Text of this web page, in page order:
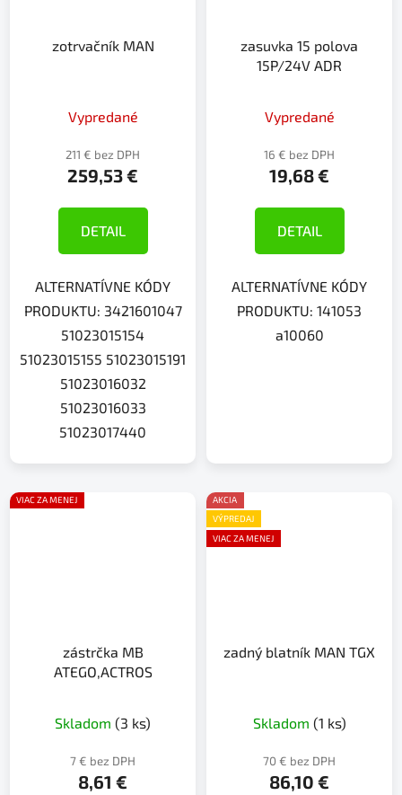
zotrvačník MAN
Vypredané
211 € bez DPH
259,53 €
DETAIL
ALTERNATÍVNE KÓDY
PRODUKTU: 3421601047
51023015154
51023015155 51023015191
51023016032
51023016033
51023017440
zasuvka 15 polova
15P/24V ADR
Vypredané
16 € bez DPH
19,68 €
DETAIL
ALTERNATÍVNE KÓDY
PRODUKTU: 141053
a10060
VIAC ZA MENEJ
zástrčka MB
ATEGO,ACTROS
Skladom (3 ks)
7 € bez DPH
8,61 €
AKCIA
VÝPREDAJ
VIAC ZA MENEJ
zadný blatník MAN TGX
Skladom (1 ks)
70 € bez DPH
86,10 €